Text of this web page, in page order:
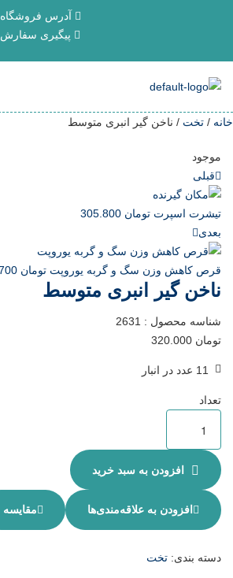
آدرس فروشگاه
پیگیری سفارش
خانه / تخت / ناخن گیر انبری متوسط
موجود
قبلی
تیشرت اسپرت تومان
بعدی
قرص کاهش وزن سگ و گربه یوروپت تومان
ناخن گیر انبری متوسط
شناسه محصول : 2631
تومان
11 عدد در انبار
تعداد
افزودن به سبد خرید
افزودن به علاقه‌مندی‌ها مقایسه
دسته بندی: تخت